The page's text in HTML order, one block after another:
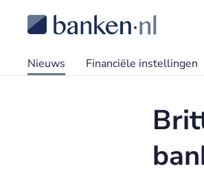
Nieuws Financiële instellingen